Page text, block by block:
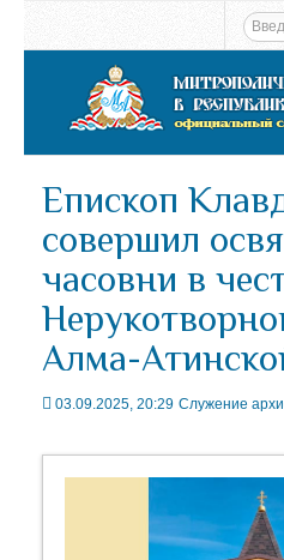
Епископ
совершил
часовни в
Алма-
03.09.2025, 20:29 Служение